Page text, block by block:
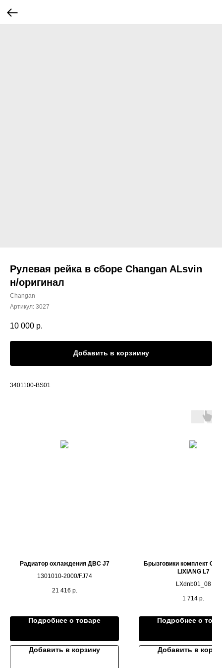
Рулевая рейка в сборе Changan ALsvin
н/оригинал
Changan
Артикул: 3027
10 000 р.
Добавить в корзиину
3401100-BS01
Радиатор охлаждения ДВС J7
1301010-2000/FJ74
21 416 р.
Подробнее о товаре
Добавить в корзину
Брызговики комплект
LIXIANG L7
LXdnb01_08
1 714 р.
Подробнее о
Добавить в